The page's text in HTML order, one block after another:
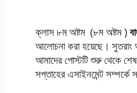
ক্লাস ৮ম অষ্টম (৮ম অষ্টম )
আলোচনা করা হয়েছে। সুতরাং
আমাদের পোস্টটি শুরু থেকে
সপ্তাহের এসাইনমেন্ট